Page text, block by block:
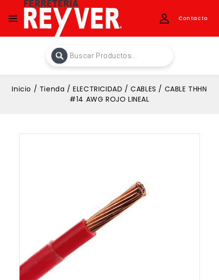
Contacto
Inicio / Tienda / ELECTRICIDAD / CABLES / CABLE THHN
#14 AWG ROJO LINEAL